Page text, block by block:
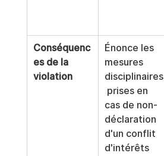
Conséquenc
es de la
violation
Énonce les
mesures
disciplinaires
prises en
cas de non-
déclaration
d'un conflit
d'intérêts